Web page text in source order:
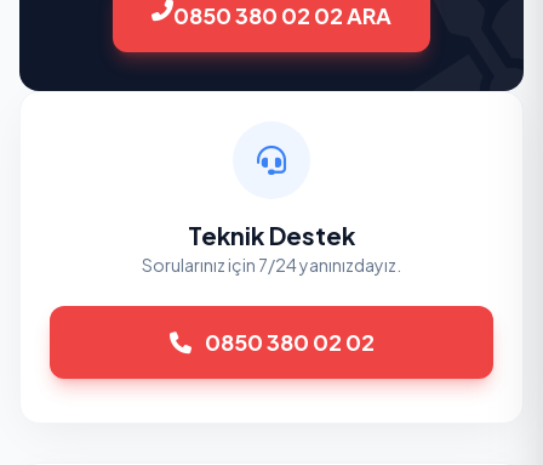
0850 380 02 02 ARA
Teknik Destek
Sorularınız için 7/24 yanınızdayız.
0850 380 02 02